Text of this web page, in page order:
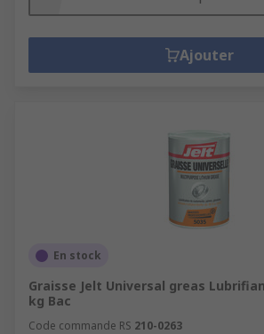
Ajouter
En stock
Graisse Jelt Universal greas
kg Bac
Code commande RS 210-0263